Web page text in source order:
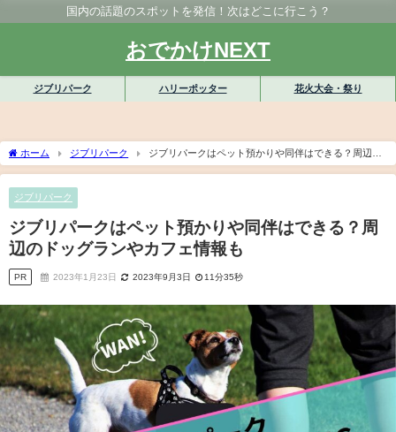
国内の話題のスポットを発信！次はどこに行こう？
おでかけNEXT
ジブリパーク ハリーポッター 花火大会・祭り
ホーム ジブリパーク
ジブリパークはペット預かりや同伴はできる？周辺の
ドッグランやカフェ情報も
ジブリパーク
ジブリパークはペット預かりや同伴はできる？周
辺のドッグランやカフェ情報も
PR 2023年1月23日 2023年9月3日 11分35秒